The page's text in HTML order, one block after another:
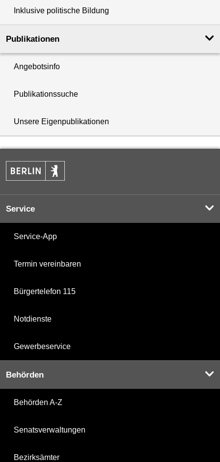
Inklusive politische Bildung
Publikationen
Angebotsinfo
Publikationssuche
Unsere Eigenpublikationen
Service
Service-App
Termin vereinbaren
Bürgertelefon 115
Notdienste
Gewerbeservice
Behörden
Behörden A-Z
Senatsverwaltungen
Bezirksämter